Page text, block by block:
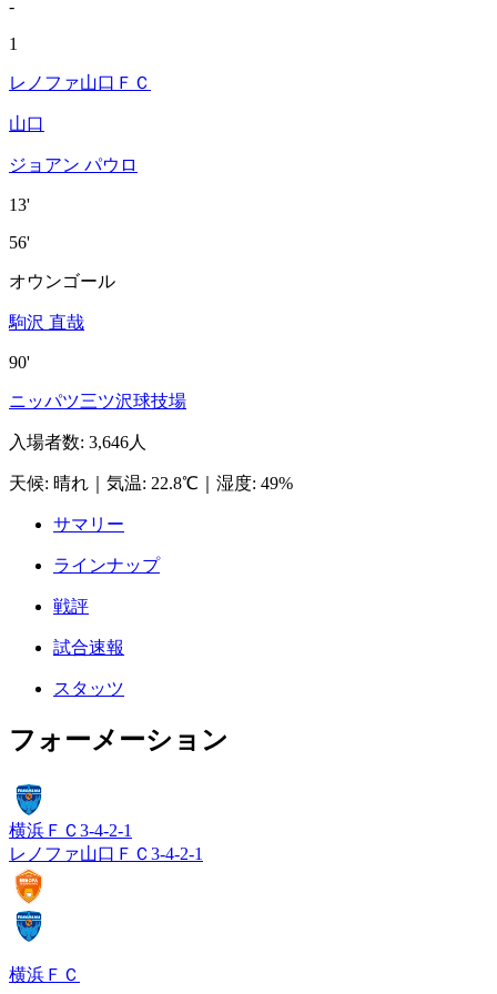
-
1
レノファ山口ＦＣ
山口
ジョアン パウロ
13'
56'
オウンゴール
駒沢 直哉
90'
ニッパツ三ツ沢球技場
入場者数: 3,646人
天候: 晴れ 気温: 22.8℃ 湿度: 49%
サマリー
ラインナップ
戦評
試合速報
スタッツ
フォーメーション
横浜ＦＣ 3-4-2-1
レノファ山口ＦＣ 3-4-2-1
横浜ＦＣ